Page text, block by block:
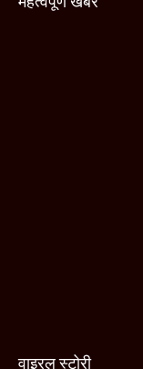
वाइरल स्टोरी